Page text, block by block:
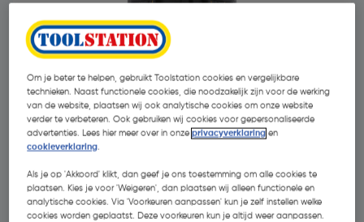
€ 49,95| Excl. btw € 41,28
Om je beter te helpen, gebruikt Toolstation cookies en vergelijkbare
technieken. Naast functionele cookies, die noodzakelijk zijn voor de werking
van de website, plaatsen wij ook analytische cookies om onze website
verder te verbeteren. Ook gebruiken wij cookies voor gepersonaliseerde
advertenties. Lees hier meer over in onzeprivacyverklaring en
cookieverklaring.
Als je op 'Akkoord' klikt, dan geef je ons toestemming om alle cookies te
plaatsen. Kies je voor 'Weigeren', dan plaatsen wij alleen functionele en
analytische cookies. Via 'Voorkeuren aanpassen' kun je zelf instellen welke
cookies worden geplaatst. Deze voorkeuren kun je altijd weer aanpassen.